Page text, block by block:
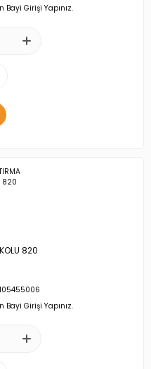
Bayi Girişi Yapınız.
820
Bayi Girişi Yapınız.